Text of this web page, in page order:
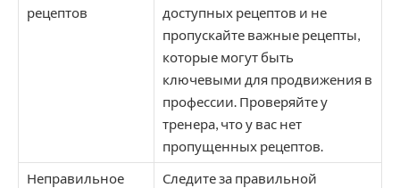
рецептов
доступных рецептов и не
пропускайте важные рецепты,
которые могут быть
ключевыми для продвижения в
профессии. Проверяйте у
тренера, что у вас нет
пропущенных рецептов.
Неправильное
Следите за правильной